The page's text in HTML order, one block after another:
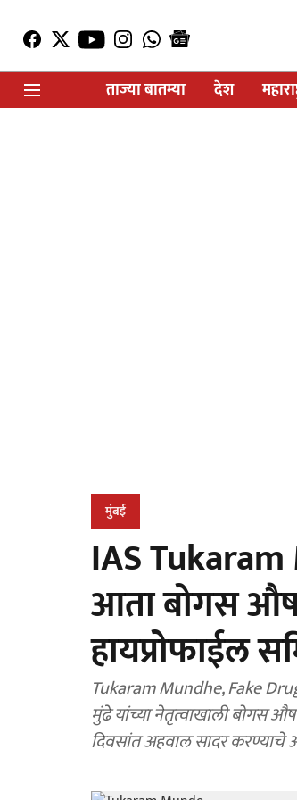
ताज्या बातम्या
देश
मुंबई
IAS Tukaram
आता बोगस
हायप्रोफाईल
Tukaram Mundhe, Fake
मुंढे यांच्या नेतृत्वाखाली बोगस
दिवसांत अहवाल सादर